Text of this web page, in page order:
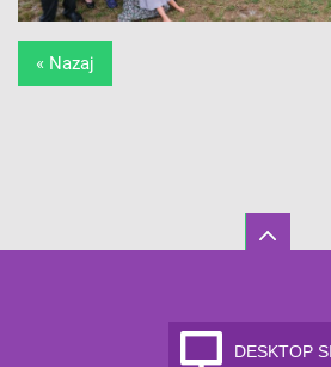
« Nazaj
DESKTOP